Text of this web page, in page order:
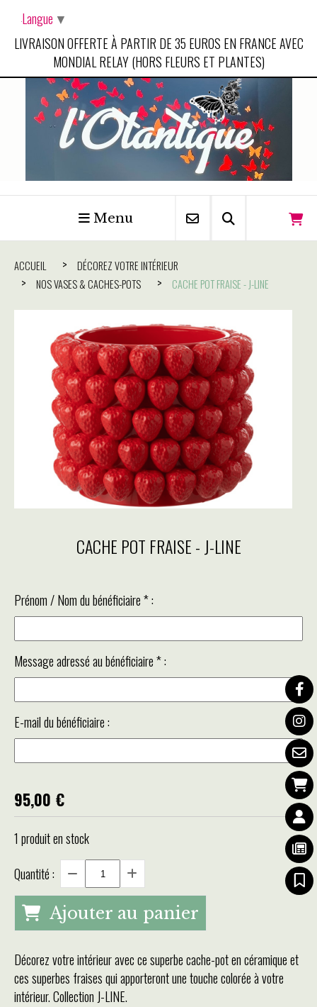
LIVRAISON OFFERTE À PARTIR DE 35 EUROS EN FRANCE AVEC
MONDIAL RELAY (HORS FLEURS ET PLANTES)
Menu
ACCUEIL
DÉCOREZ VOTRE INTÉRIEUR
NOS VASES & CACHES-POTS
CACHE POT FRAISE - J-LINE
CACHE POT FRAISE - J-LINE
Prénom / Nom du bénéficiaire*:
Message adressé au bénéficiaire*:
E-mail du bénéficiaire :
95,00 €
1 produit en stock
Quantité :
Ajouter au panier
Décorez votre intérieur avec ce superbe cache-pot en céramique et
ces superbes fraises qui apporteront une touche colorée à votre
intérieur. Collection J-LINE.
Langue ▼